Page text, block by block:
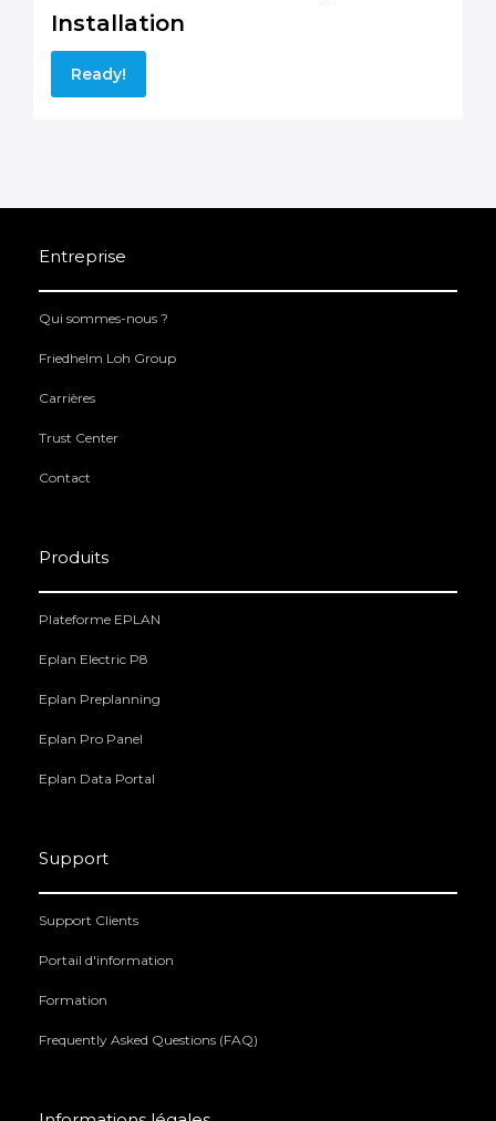
Installation
Ready!
Entreprise
Qui sommes-nous ?
Friedhelm Loh Group
Carrières
Trust Center
Contact
Produits
Plateforme EPLAN
Eplan Electric P8
Eplan Preplanning
Eplan Pro Panel
Eplan Data Portal
Support
Support Clients
Portail d'information
Formation
Frequently Asked Questions (FAQ)